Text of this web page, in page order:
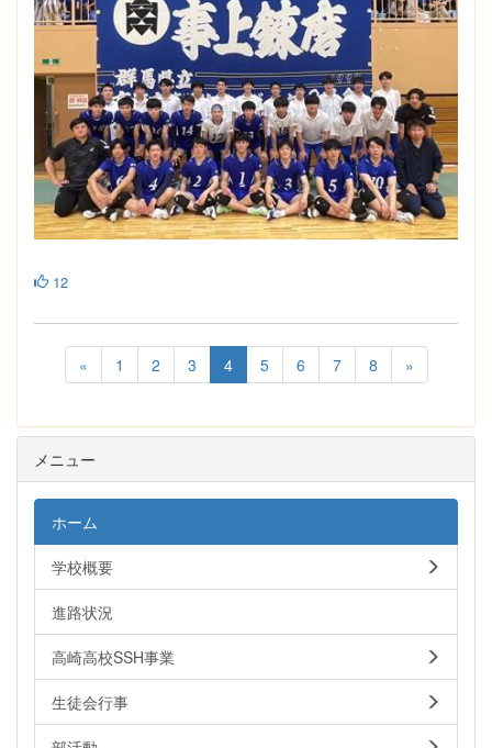
12
« 1 2 3 4 5 6 7 8 »
メニュー
ホーム
学校概要
進路状況
高崎高校SSH事業
生徒会行事